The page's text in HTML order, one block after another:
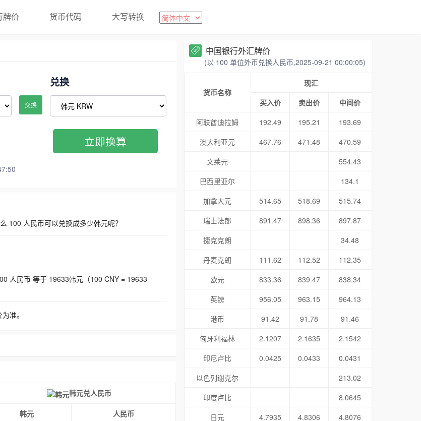
牌价 货币代码 大写转换
交换
兑换
立即换算
100 人民币可以兑换成多少韩元呢？
人民币 等于 19633韩元（100 CNY = 19633
准。
韩元兑人民币
韩元
人民币
中国银行外汇牌价
(以 100 单位外币兑换人民币,2025-09-21 00:00:05)
货币名称
现汇
买入价
卖出价
中间价
阿联酋迪拉姆
192.49 195.21
193.69
澳大利亚元
467.76 471.48
470.59
文莱元
554.43
巴西里亚尔
134.1
加拿大元
514.65 518.69
515.74
瑞士法郎
891.47 898.36
897.87
捷克克朗
34.48
丹麦克朗
111.62 112.52
112.35
欧元
833.36 839.47
838.34
英镑
956.05 963.15
964.13
港币
91.42 91.78
91.46
匈牙利福林
2.1207 2.1635
2.1542
印尼卢比
0.0425 0.0433
0.0431
以色列谢克尔
213.02
印度卢比
8.0645
日元
4.7935 4.8306
4.8076